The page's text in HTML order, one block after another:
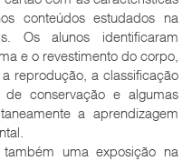
conteúdos estudados na
Os alunos identificaram
e o revestimento do corpo,
reprodução, a classificação
conservação e algumas
a aprendizagem
uma exposição na